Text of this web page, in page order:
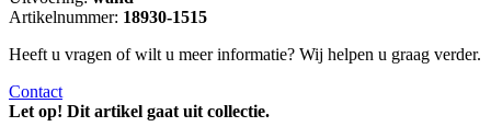
Artikelnummer: 18930-1515
Heeft u vragen of wilt u meer informatie? Wij helpen u graag verder.
Contact
Let op! Dit artikel gaat uit collectie.